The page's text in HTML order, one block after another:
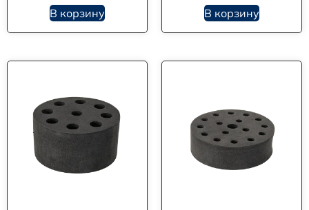
В корзину В корзину